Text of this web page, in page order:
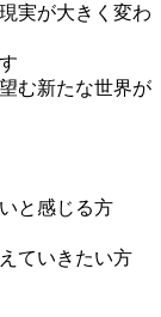
実が大きく変わ
む新たな世界が
と感じる方
ていきたい方